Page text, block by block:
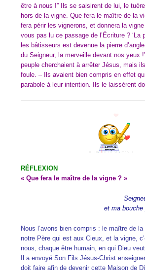
être à nous !” Ils se saisirent de lui, le
hors de la vigne. Que fera le maître de la
fera périr les vignerons, et donnera la vigne
vous pas lu ce passage de l’Écriture ? ‘La
les bâtisseurs est devenue la pierre
du Seigneur, la merveille devant nos yeux
peuple cherchaient à arrêter Jésus, mais
foule. – Ils avaient bien compris en effet
parabole à leur intention. Ils le laissèrent
RÉFLEXION
« Que fera le maître de la vigne ? »
et ma bouche
Nous l’avons bien compris : le maître de la
notre Père qui est aux Cieux, et la vigne,
nous, chaque être humain, en qui Dieu
Il a envoyé Son Fils Jésus-Christ
doit faire afin de devenir cette Maison de